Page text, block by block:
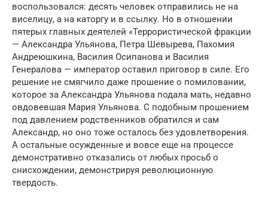
воспользовался: десять человек отправились не на
виселицу, а на каторгу и в ссылку. Но в отношении
пятерых главных деятелей «Террористической фракции
— Александра Ульянова, Петра Шевырева, Пахомия
Андреюшкина, Василия Осипанова и Василия
Генералова — император оставил приговор в силе. Его
решение не смягчило даже прошение о помиловании,
которое за Александра Ульянова подала мать, недавно
овдовевшая Мария Ульянова. С подобным прошением
под давлением родственников обратился и сам
Александр, но оно тоже осталось без удовлетворения.
А остальные осужденные и вовсе еще на процессе
демонстративно отказались от любых просьб о
снисхождении, демонстрируя революционную
твердость.